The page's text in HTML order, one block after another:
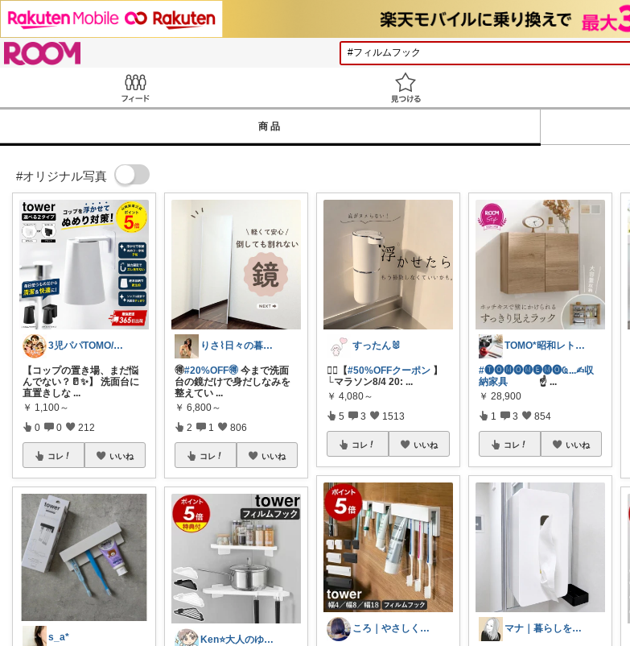
商品
#オリジナル写真
3児パパTOMO/暮らしが整う
【コップの置き場、まだ悩
んでない？🥛✨】 洗面台に
直置きしな ...
￥ 1,100～
0 0 212
コレ いいね
s_a*
りさ⌇日々の暮らしをちょっと素敵に
🉐#20%OFF🉐 今まで洗面
台の鏡だけで身だしなみを
整えてい ...
￥ 6,800～
2 1 806
コレ いいね
Ken⭐️大人のゆったりデジタル暮らし
すったん🐰
🏃‍♀️【#50%OFFクーポン 】
└マラソン8/4 20: ...
￥ 4,080～
5 3 1513
コレ いいね
ころ｜やさしく整う暮らしの道具🌿
TOMO*昭和レトロ 📷🍎
#🅣🅞︎🅜🅞︎🅜🅔︎🅜🅞︎︎︎︎Ҩ...✍︎収
納家具 ☝ ...
￥ 28,900
1 3 854
コレ いいね
マナ｜暮らしを快適にする便利グッズ🪄